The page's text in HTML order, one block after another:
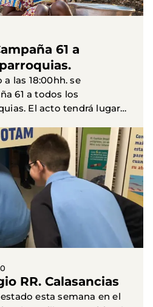
61 a
a las 18:00hh. se
61 a todos los
El acto tendrá lugar
RR. Calasancias
esta semana en el